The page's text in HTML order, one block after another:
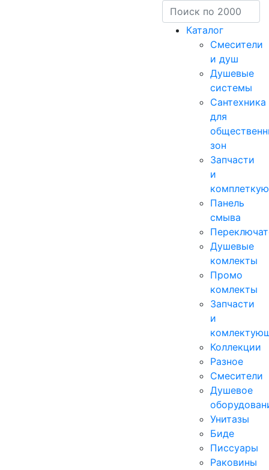
Каталог
Смесители
и душ
Душевые
системы
Сантехника
для
зон
Запчасти
и
Панель
смыва
Душевые
комлекты
Промо
комлекты
Запчасти
и
Коллекции
Разное
Смесители
Душевое
Унитазы
Биде
Писсуары
Раковины